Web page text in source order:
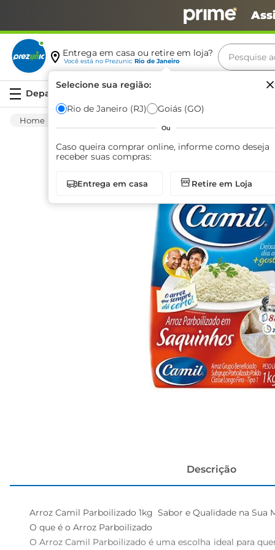
Entrega em casa ou retire em loja?
Você está no Prezunic Rio de Janeiro
Selecione sua região:
Rio de Janeiro (RJ) Goiás (GO)
Ou
Caso queira comprar online, informe como deseja
receber suas compras:
Entrega em casa Retire em Loja
Pesquise
Descrição
Arroz Camil Parboilizado 1kg  Sabor e Qualidade na Sua
O que é o Arroz Parboilizado
O Arroz Camil Parboilizado é uma escolha ideal para
Termos
café
biscoito
azeite
arroz
iogurte
papel
cerveja